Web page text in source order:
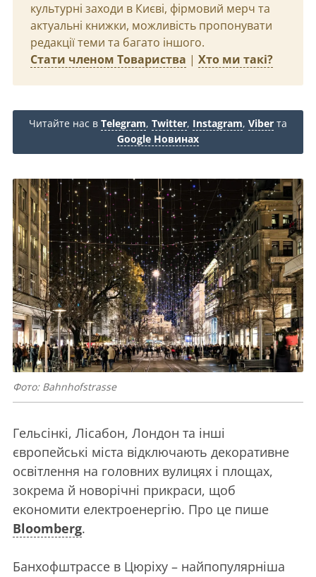
культурні заходи в Києві, фірмовий мерч та
актуальні книжки, можливість пропонувати
редакції теми та багато іншого.
Стати членом Товариства | Хто ми такі?
Читайте нас в Telegram, Twitter, Instagram, Viber та
Google Новинах
Фото: Bahnhofstrasse
Гельсінкі, Лісабон, Лондон та інші
європейські міста відключають декоративне
освітлення на головних вулицях і площах,
зокрема й новорічні прикраси, щоб
економити електроенергію. Про це пише
Bloomberg.
Банхофштрассе в Цюріху – найпопулярніша